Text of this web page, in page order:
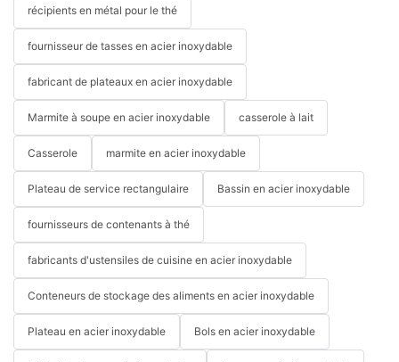
récipients en métal pour le thé
fournisseur de tasses en acier inoxydable
fabricant de plateaux en acier inoxydable
Marmite à soupe en acier inoxydable casserole à lait
Casserole marmite en acier inoxydable
Plateau de service rectangulaire Bassin en acier inoxydable
fournisseurs de contenants à thé
fabricants d'ustensiles de cuisine en acier inoxydable
Conteneurs de stockage des aliments en acier inoxydable
Plateau en acier inoxydable Bols en acier inoxydable